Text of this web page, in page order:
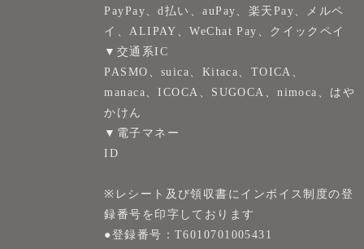
PayPay、d払い、auPay、楽天Pay、メルペ
イ、ALIPAY、WeChat Pay、クイックペイ
▼交通系IC
PASMO、suica、Kitaca、TOICA、
manaca、ICOCA、SUGOCA、nimoca、はや
かけん
▼電子マネー
ID
※レシート及び領収書にインボイス制度の登
録番号を印字しております
●登録番号：T6010701005431